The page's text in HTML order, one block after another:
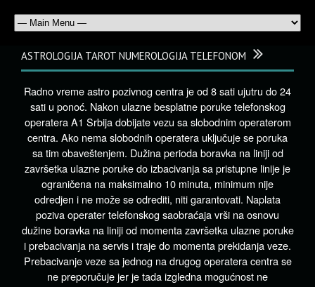
ASTROLOGIJA TAROT NUMEROLOGIJA TELEFONOM
Radno vreme astro pozivnog centra je od 8 sati ujutru do 24
sati u ponoć. Nakon ulazne besplatne poruke telefonskog
operatera A1 Srbija dobijate vezu sa slobodnim operaterom
centra. Ako nema slobodnih operatera uključuje se poruka
sa tim obaveštenjem. Dužina perioda boravka na liniji od
završetka ulazne poruke do izbacivanja sa pristupne linije je
ograničena na maksimalno 10 minuta, minimum nije
odredjen i ne može se odrediti, niti garantovati. Naplata
poziva operater telefonskog saobraćaja vrši na osnovu
dužine boravka na liniji od momenta završetka ulazne poruke
i prebacivanja na servis i traje do momenta prekidanja veze.
Prebacivanje veze sa jednog na drugog operatera centra se
ne preporučuje jer je tada izgledna mogućnost ne